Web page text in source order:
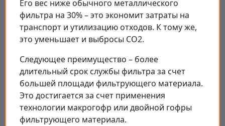
Его вес ниже обычного металлического
фильтра на 30% – это экономит затраты на
транспорт и утилизацию отходов. К тому же,
это уменьшает и выбросы CO2.
Следующее преимущество – более
длительный срок службы фильтра за счет
большей площади фильтрующего материала.
Это достигается за счет применения
технологии макрогофр или двойной гофры
фильтрующего материала.